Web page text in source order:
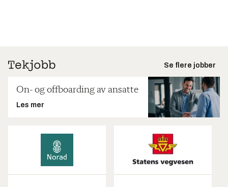
Se flere jobber
On- og offboarding av ansatte
Les mer